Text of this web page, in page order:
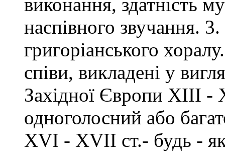
наспівного звучання.
григоріанського
співи, викладені у
Західної Європи ХІІІ -
одноголосний або
XVI - XVII ст.- будь -